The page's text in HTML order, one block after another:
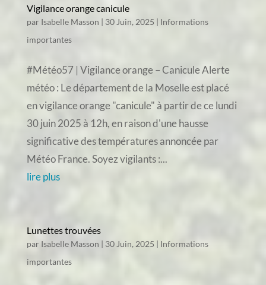
Vigilance orange canicule
par Isabelle Masson | 30 Juin, 2025 | Informations
importantes
#Météo57 | Vigilance orange – Canicule Alerte
météo : Le département de la Moselle est placé
en vigilance orange "canicule" à partir de ce lundi
30 juin 2025 à 12h, en raison d'une hausse
significative des températures annoncée par
Météo France. Soyez vigilants :...
lire plus
Lunettes trouvées
par Isabelle Masson | 30 Juin, 2025 | Informations
importantes